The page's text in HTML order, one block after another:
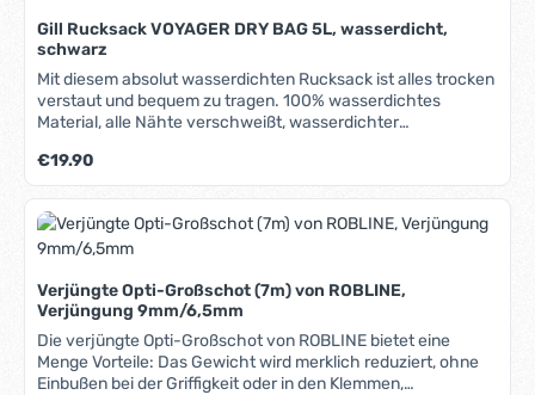
Gill Rucksack VOYAGER DRY BAG 5L, wasserdicht,
schwarz
Mit diesem absolut wasserdichten Rucksack ist alles trocken
verstaut und bequem zu tragen. 100% wasserdichtes
Material, alle Nähte verschweißt, wasserdichter
halb-transparenter netz-verstärkter Einsatz, erleichtert das
Finden von Inhaltsteilen, flacher Boden, dadurch auf engem
Raum stapelbar.
Regulärer Preis:
€19.90
Verjüngte Opti-Großschot (7m) von ROBLINE,
Verjüngung 9mm/6,5mm
Die verjüngte Opti-Großschot von ROBLINE bietet eine
Menge Vorteile: Das Gewicht wird merklich reduziert, ohne
Einbußen bei der Griffigkeit oder in den Klemmen,